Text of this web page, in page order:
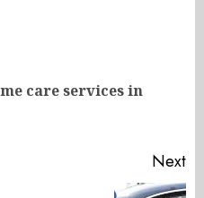
care services in
Next